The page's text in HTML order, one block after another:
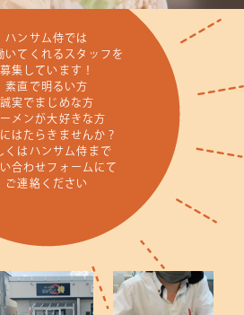
ハンサム侍では
いてくれるスタッフを
募集しています！
素直で明るい方
誠実でまじめな方
メンが大好きな方
はたらきませんか？
くはハンサム侍まで
合わせフォームにて
ご連絡ください